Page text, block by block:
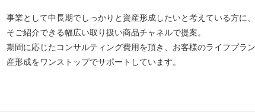
事業として中長期でしっかりと資産形成したいと考えている方に
そご紹介できる幅広い取り扱い商品チャネルで提案。
期間に応じたコンサルティング費用を頂き、お客様のライフプラ
産形成をワンストップでサポートしています。